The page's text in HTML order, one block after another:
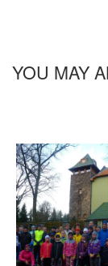
YOU MAY